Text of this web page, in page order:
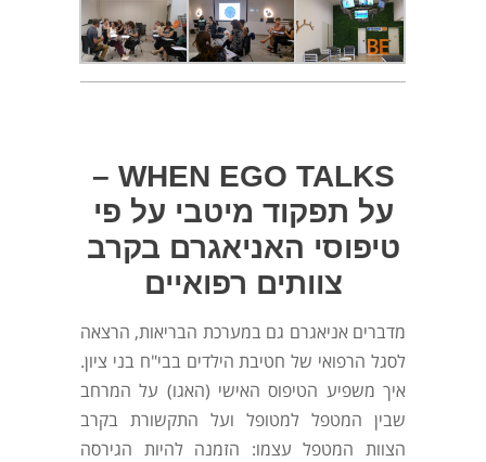
WHEN EGO TALKS –
על תפקוד מיטבי על פי
טיפוסי האניאגרם בקרב
צוותים רפואיים
מדברים אניאגרם גם במערכת הבריאות, הרצאה
לסגל הרפואי של חטיבת הילדים בבי"ח בני ציון.
איך משפיע הטיפוס האישי (האגו) על המרחב
שבין המטפל למטופל ועל התקשורת בקרב
הצוות המטפל עצמו: הזמנה להיות הגירסה